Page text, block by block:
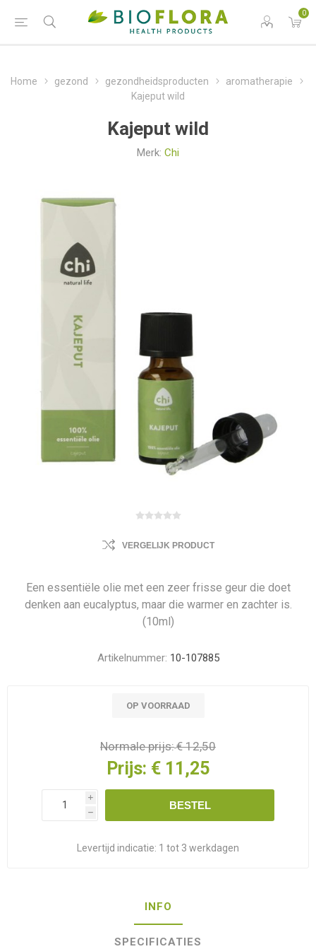
0
Home gezond gezondheidsproducten
aromatherapie
Kajeput wild
Kajeput wild
Merk: Chi
VERGELIJK PRODUCT
Een essentiële olie met een zeer frisse geur die doet
denken aan eucalyptus, maar die warmer en zachter is.
(10ml)
Artikelnummer: 10-107885
OP VOORRAAD
Normale prijs:€ 12,50
Prijs: € 11,25
i
h
BESTEL
Levertijd indicatie: 1 tot 3 werkdagen
INFO
SPECIFICATIES